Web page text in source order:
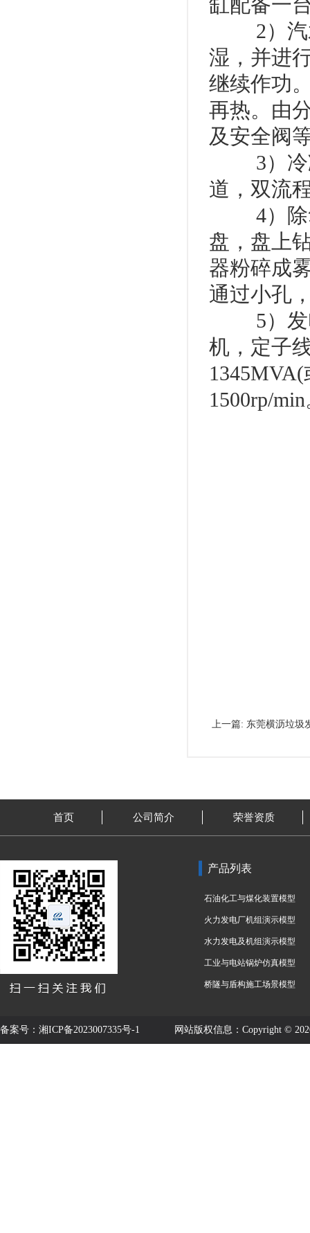
缸配备一
2）汽水
湿，并进
继续作功
再热。由
及安全阀
3）冷凝
道，双流
4）除氧
盘，盘上
器粉碎成
通过小孔
5）发电
机，定子
1500rp/
上一篇: 东莞横沥垃圾
首页 公司简介 荣誉资质
产品列表
石油化工与煤化装置模型
火力发电厂机组演示模型
水力发电及机组演示模型
工业与电站锅炉仿真模型
桥隧与盾构施工场景模型
备案号： 湘ICP备2023007335号-1 网站版权信息：Copyright ©